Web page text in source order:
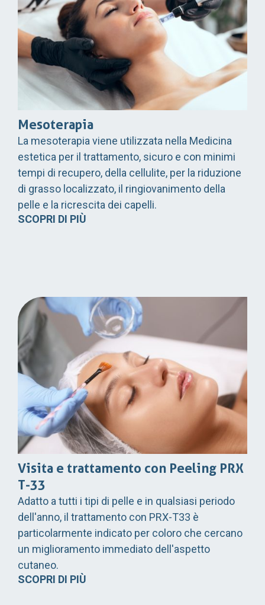
Mesoterapia
La mesoterapia viene utilizzata nella Medicina
estetica per il trattamento, sicuro e con minimi
tempi di recupero, della cellulite, per la riduzione
di grasso localizzato, il ringiovanimento della
pelle e la ricrescita dei capelli.
SCOPRI DI PIÙ
Visita e trattamento con Peeling PRX
T-33
Adatto a tutti i tipi di pelle e in qualsiasi periodo
dell'anno, il trattamento con PRX-T33 è
particolarmente indicato per coloro che cercano
un miglioramento immediato dell'aspetto
cutaneo.
SCOPRI DI PIÙ